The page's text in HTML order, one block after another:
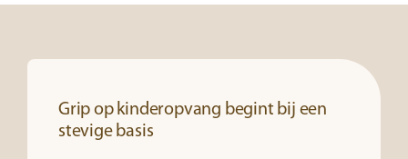
Grip op kinderopvang begint bij een
stevige basis